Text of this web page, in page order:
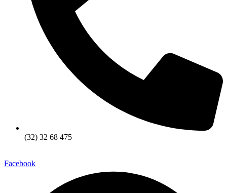
(32) 32 68 475
Facebook